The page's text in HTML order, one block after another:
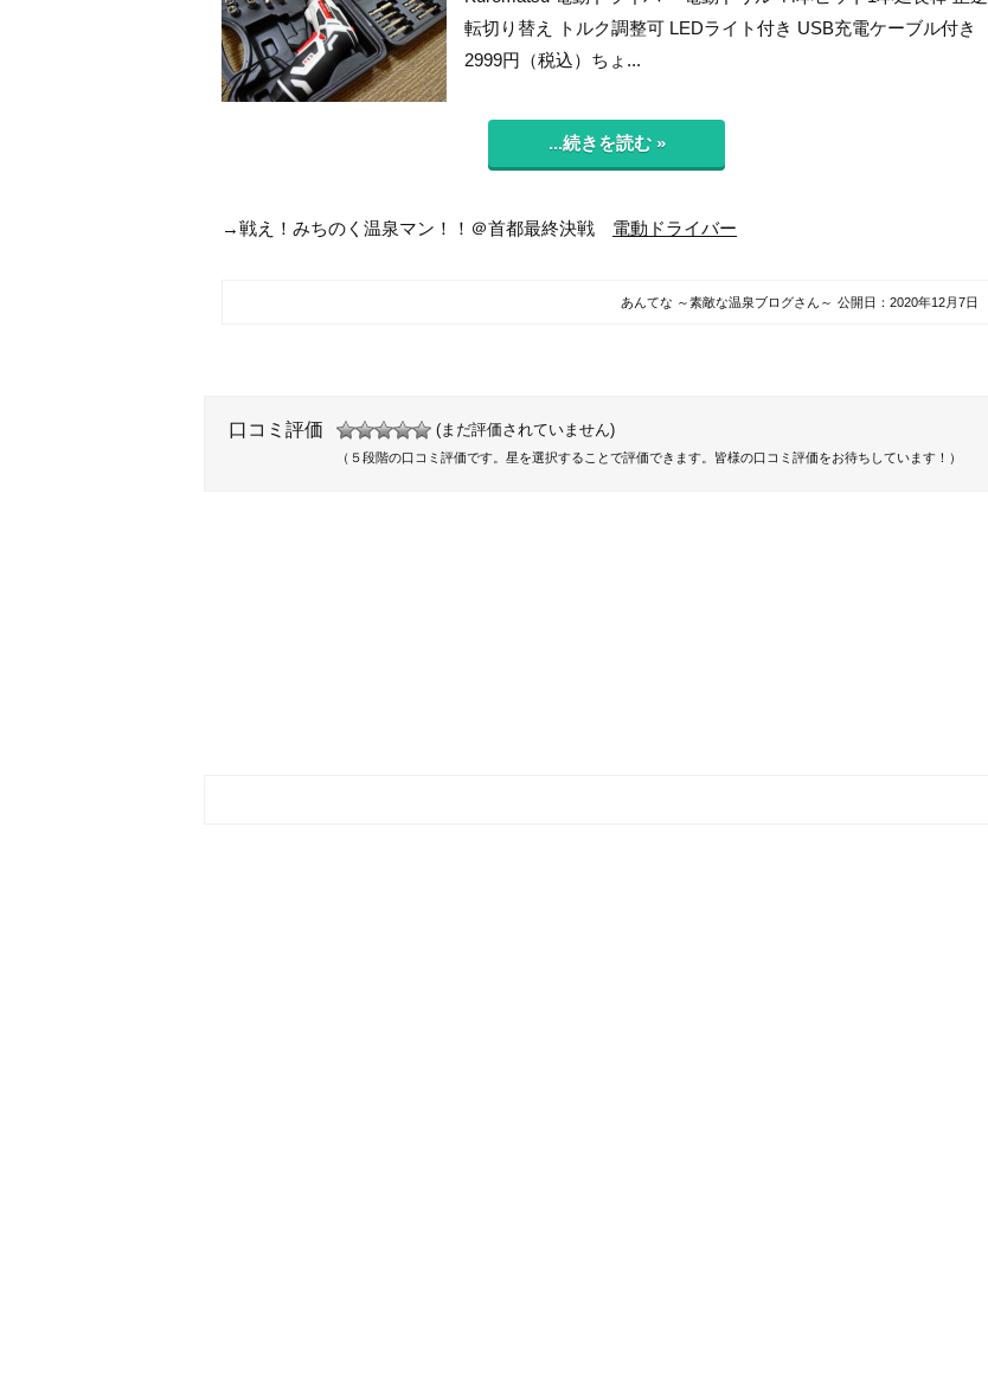
転切り替え トルク調整可 LEDライト付き USB充電ケーブル付き
2999円（税込）ちょ...
...続きを読む »
→戦え！みちのく温泉マン！！＠首都最終決戦 電動ドライバー
あんてな ～素敵な温泉ブログさん～ 公開日： 2020年12月7日
口コミ評価 (まだ評価されていません)
（５段階の口コミ評価です。星を選択することで評価できます。皆様の口コミ評価をお待ちしています！）